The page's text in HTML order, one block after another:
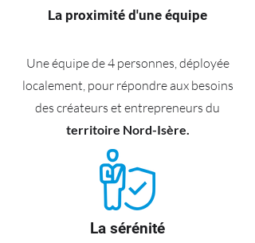
La proximité d'une équipe
Une équipe de 4 personnes, déployée
localement, pour répondre aux besoins
des créateurs et entrepreneurs du
territoire Nord-Isère.
La sérénité